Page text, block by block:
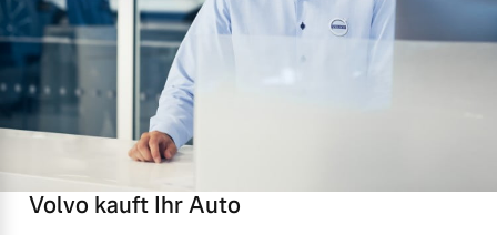
Volvo kauft Ihr Auto